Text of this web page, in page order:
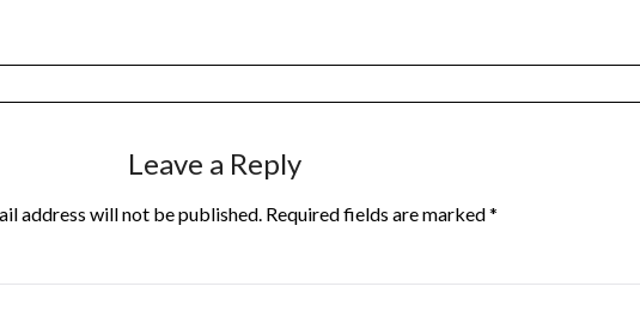
Leave a Reply
address will not be published. Required fields are marked*